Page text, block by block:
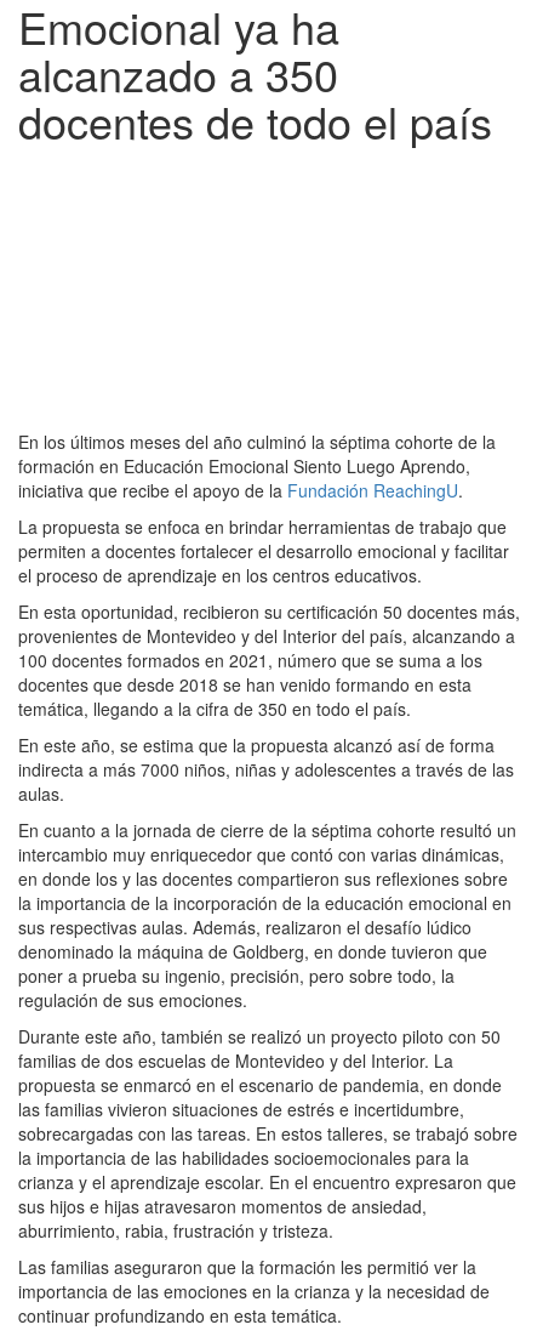
Emocional ya ha
alcanzado a 350
docentes de todo el país
En los últimos meses del año culminó la séptima cohorte de la
formación en Educación Emocional Siento Luego Aprendo,
iniciativa que recibe el apoyo de la Fundación ReachingU.
La propuesta se enfoca en brindar herramientas de trabajo que
permiten a docentes fortalecer el desarrollo emocional y facilitar
el proceso de aprendizaje en los centros educativos.
En esta oportunidad, recibieron su certificación 50 docentes más,
provenientes de Montevideo y del Interior del país, alcanzando a
100 docentes formados en 2021, número que se suma a los
docentes que desde 2018 se han venido formando en esta
temática, llegando a la cifra de 350 en todo el país.
En este año, se estima que la propuesta alcanzó así de forma
indirecta a más 7000 niños, niñas y adolescentes a través de las
aulas.
En cuanto a la jornada de cierre de la séptima cohorte resultó un
intercambio muy enriquecedor que contó con varias dinámicas,
en donde los y las docentes compartieron sus reflexiones sobre
la importancia de la incorporación de la educación emocional en
sus respectivas aulas. Además, realizaron el desafío lúdico
denominado la máquina de Goldberg, en donde tuvieron que
poner a prueba su ingenio, precisión, pero sobre todo, la
regulación de sus emociones.
Durante este año, también se realizó un proyecto piloto con 50
familias de dos escuelas de Montevideo y del Interior. La
propuesta se enmarcó en el escenario de pandemia, en donde
las familias vivieron situaciones de estrés e incertidumbre,
sobrecargadas con las tareas. En estos talleres, se trabajó sobre
la importancia de las habilidades socioemocionales para la
crianza y el aprendizaje escolar. En el encuentro expresaron que
sus hijos e hijas atravesaron momentos de ansiedad,
aburrimiento, rabia, frustración y tristeza.
Las familias aseguraron que la formación les permitió ver la
importancia de las emociones en la crianza y la necesidad de
continuar profundizando en esta temática.